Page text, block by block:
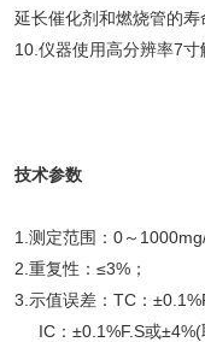
延长催化剂和燃烧管的
10.仪器使用高分辨率7
技术参数
1.测定范围：0～
2.重复性：≤3%；
3.示值误差：TC：
IC：±0.1%F.S或±4%(